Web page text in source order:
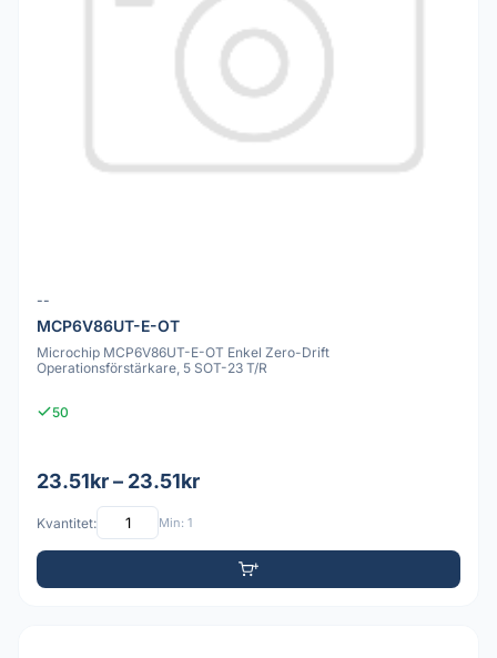
--
MCP6V86UT-E-OT
Microchip MCP6V86UT-E-OT Enkel Zero-Drift
Operationsförstärkare, 5 SOT-23 T/R
50
23.51kr – 23.51kr
Kvantitet: Min: 1